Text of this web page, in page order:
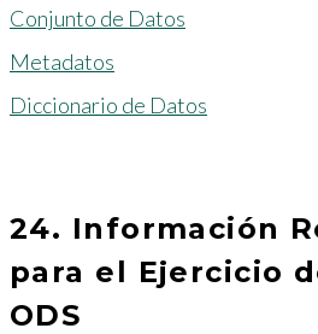
Conjunto de Datos
Metadatos
Diccionario de Datos
24. Información
para el Ejercicio
ODS